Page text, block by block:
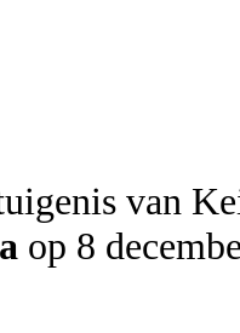
op 8